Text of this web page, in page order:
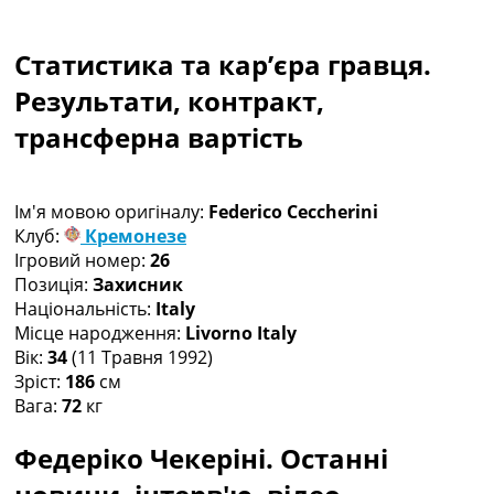
Чемпіонат Світу
Україна. Прем’єр-Ліга
Україна. Перша Ліга
Ліга Чемпіонів
Ще Турніри >>>
Таблиці
Чемпіонат Світу. Турнирні таблиці
Таблиця УПЛ
Перша Ліга
Таблиця АПЛ
Таблиця Ла Ліги
Таблиця Ліги Чемпіонів
Всі таблиці >>>
Рейтинг країн УЄФА
Рейтинг клубів УЄФА
Статистика та кар’єра гравця.
Результати, контракт,
трансферна вартість
Ім'я мовою оригіналу: Federico Ceccherini
Клуб:
Кремонезе
Ігровий номер: 26
Позиція: Захисник
Національність: Italy
Місце народження: Livorno Italy
Вік: 34(11 Травня 1992)
Зріст: 186 см
Вага: 72 кг
Федеріко Чекеріні. Останні